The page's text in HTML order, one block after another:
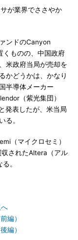
が業界でささやか
ンドのCanyon
くものの、中国政府
米政府当局が売却を
かどうかは、かなり
半導体メーカー
（紫光集団）
発表したが、米当局
る。
（マイクロセミ）
されたAltera（アル
。
編）
編）